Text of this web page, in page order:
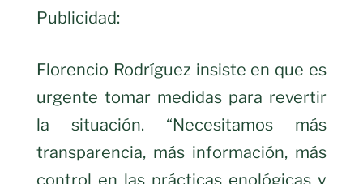
Publicidad:
Florencio Rodríguez insiste en que es
urgente tomar medidas para revertir
la situación. “Necesitamos más
transparencia, más información, más